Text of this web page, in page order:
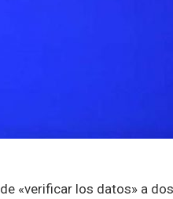
«verificar los datos» a